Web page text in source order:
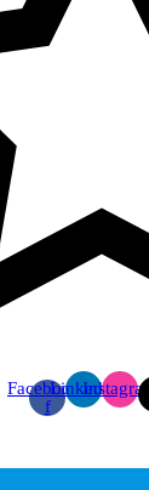
Facebook-
f
LinkedinInstagram